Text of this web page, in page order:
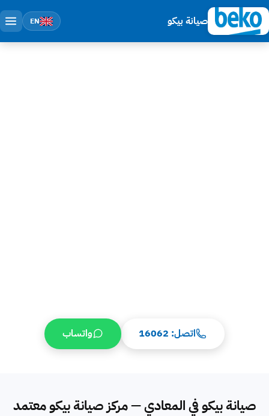
صيانة بيكو EN
اتصل: 16062 واتساب
صيانة بيكو في المعادي — مركز صيانة بيكو معتمد